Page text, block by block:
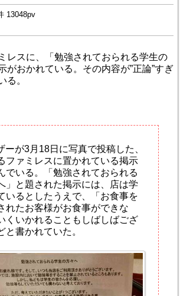
13048pv
レスに、「勉強されておられる学生の
がおかれている。その内容が”正論”すぎ
る。
ーが3月18日に写真で投稿した、
ファミレスに置かれている掲示
でいる。「勉強されておられる
」と題された掲示には、店は学
いるとしたうえで、「お食事を
れたお客様がお食事ができな
くいかれることもしばしばござ
と書かれていた。